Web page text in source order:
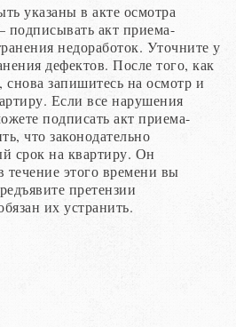
указаны в акте осмотра
акт приема-
недоработок. Уточните у
дефектов. После того, как
снова запишитесь на осмотр и
Если все нарушения
подписать акт приема-
что законодательно
срок на квартиру. Он
течение этого времени вы
претензии
их устранить.